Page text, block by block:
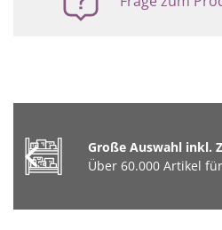
Große Auswahl inkl.
Über 60.000 Artikel